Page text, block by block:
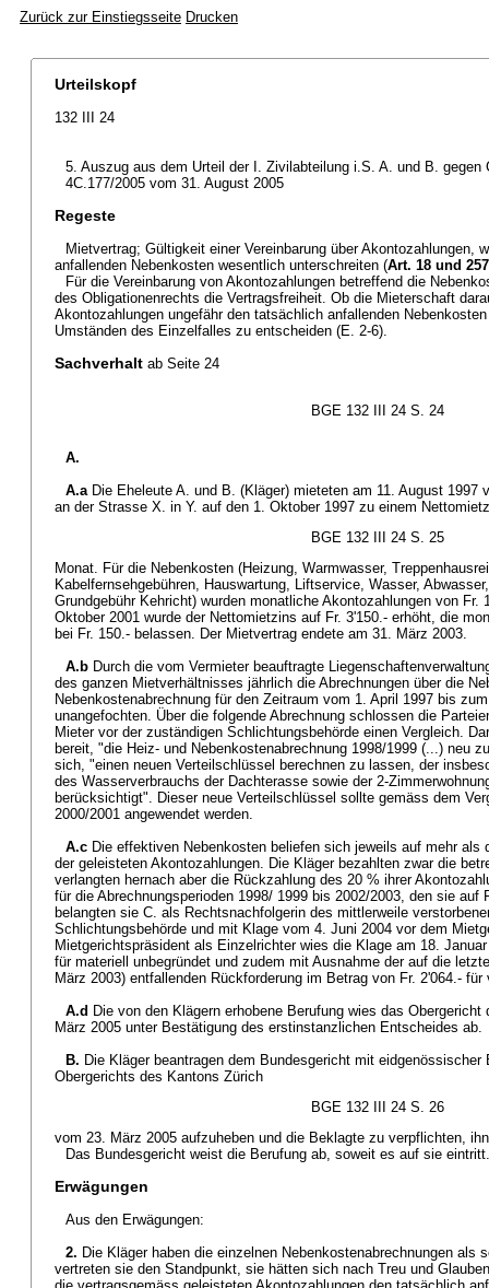
Zurück zur Einstiegsseite Drucken
Urteilskopf
132 III 24
5. Auszug aus dem Urteil der I. Zivilabteilung i.S. A. und B. gegen
4C.177/2005 vom 31. August 2005
Regeste
Mietvertrag; Gültigkeit einer Vereinbarung über Akontozahlungen,
anfallenden Nebenkosten wesentlich unterschreiten (Art. 18 und
Für die Vereinbarung von Akontozahlungen betreffend die
des Obligationenrechts die Vertragsfreiheit. Ob die Mieterschaft
Akontozahlungen ungefähr den tatsächlich anfallenden
Umständen des Einzelfalles zu entscheiden (E. 2-6).
Sachverhalt ab Seite 24
BGE 132 III 24 S. 24
A.
A.a Die Eheleute A. und B. (Kläger) mieteten am 11. August 1997
an der Strasse X. in Y. auf den 1. Oktober 1997 zu einem
BGE 132 III 24 S. 25
Monat. Für die Nebenkosten (Heizung, Warmwasser,
Kabelfernsehgebühren, Hauswartung, Liftservice, Wasser,
Grundgebühr Kehricht) wurden monatliche Akontozahlungen von Fr.
Oktober 2001 wurde der Nettomietzins auf Fr. 3'150.- erhöht, die
bei Fr. 150.- belassen. Der Mietvertrag endete am 31. März 2003.
A.b Durch die vom Vermieter beauftragte
des ganzen Mietverhältnisses jährlich die Abrechnungen über die
Nebenkostenabrechnung für den Zeitraum vom 1. April 1997 bis
unangefochten. Über die folgende Abrechnung schlossen die
Mieter vor der zuständigen Schlichtungsbehörde einen Vergleich.
bereit, "die Heiz- und Nebenkostenabrechnung 1998/1999 (...) neu
sich, "einen neuen Verteilschlüssel berechnen zu lassen, der
des Wasserverbrauchs der Dachterasse sowie der 2-
berücksichtigt". Dieser neue Verteilschlüssel sollte gemäss dem
2000/2001 angewendet werden.
A.c Die effektiven Nebenkosten beliefen sich jeweils auf mehr als
der geleisteten Akontozahlungen. Die Kläger bezahlten zwar die
verlangten hernach aber die Rückzahlung des 20 % ihrer
für die Abrechnungsperioden 1998/ 1999 bis 2002/2003, den sie auf
belangten sie C. als Rechtsnachfolgerin des mittlerweile
Schlichtungsbehörde und mit Klage vom 4. Juni 2004 vor dem
Mietgerichtspräsident als Einzelrichter wies die Klage am 18.
für materiell unbegründet und zudem mit Ausnahme der auf die
März 2003) entfallenden Rückforderung im Betrag von Fr. 2'064.- für
A.d Die von den Klägern erhobene Berufung wies das
März 2005 unter Bestätigung des erstinstanzlichen Entscheides ab.
B. Die Kläger beantragen dem Bundesgericht mit
Obergerichts des Kantons Zürich
BGE 132 III 24 S. 26
vom 23. März 2005 aufzuheben und die Beklagte zu verpflichten,
Das Bundesgericht weist die Berufung ab, soweit es auf sie eintritt.
Erwägungen
Aus den Erwägungen:
2. Die Kläger haben die einzelnen Nebenkostenabrechnungen als
vertreten sie den Standpunkt, sie hätten sich nach Treu und